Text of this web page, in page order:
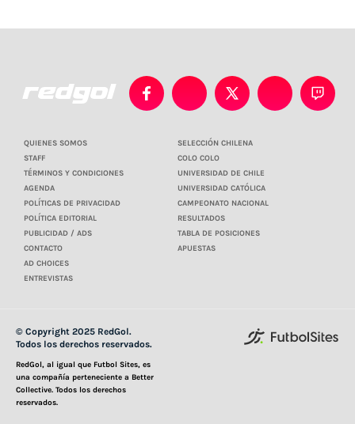
QUIENES SOMOS
STAFF
TÉRMINOS Y CONDICIONES
AGENDA
POLÍTICAS DE PRIVACIDAD
POLÍTICA EDITORIAL
PUBLICIDAD / ADS
CONTACTO
AD CHOICES
ENTREVISTAS
SELECCIÓN CHILENA
COLO COLO
UNIVERSIDAD DE CHILE
UNIVERSIDAD CATÓLICA
CAMPEONATO NACIONAL
RESULTADOS
TABLA DE POSICIONES
APUESTAS
© Copyright 2025 RedGol.
Todos los derechos reservados.
RedGol, al igual que Futbol Sites, es
una compañía perteneciente a Better
Collective. Todos los derechos
reservados.